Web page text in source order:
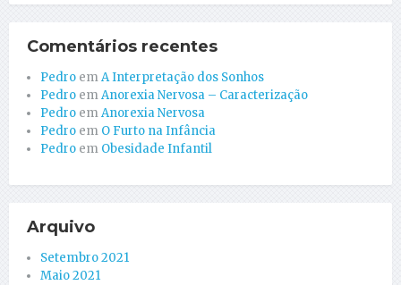
Comentários recentes
Pedro emA Interpretação dos Sonhos
Pedro emAnorexia Nervosa – Caracterização
Pedro emAnorexia Nervosa
Pedro em O Furto na Infância
Pedro em Obesidade Infantil
Arquivo
Setembro 2021
Maio 2021